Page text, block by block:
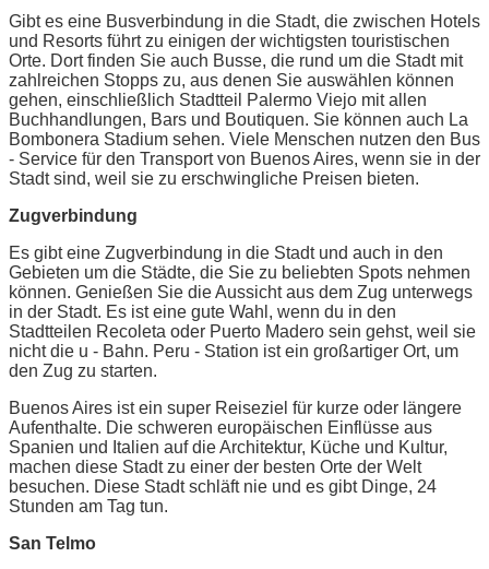
Gibt es eine Busverbindung in die Stadt, die zwischen Hotels
und Resorts führt zu einigen der wichtigsten touristischen
Orte. Dort finden Sie auch Busse, die rund um die Stadt mit
zahlreichen Stopps zu, aus denen Sie auswählen können
gehen, einschließlich Stadtteil Palermo Viejo mit allen
Buchhandlungen, Bars und Boutiquen. Sie können auch La
Bombonera Stadium sehen. Viele Menschen nutzen den Bus
- Service für den Transport von Buenos Aires, wenn sie in der
Stadt sind, weil sie zu erschwingliche Preisen bieten.
Zugverbindung
Es gibt eine Zugverbindung in die Stadt und auch in den
Gebieten um die Städte, die Sie zu beliebten Spots nehmen
können. Genießen Sie die Aussicht aus dem Zug unterwegs
in der Stadt. Es ist eine gute Wahl, wenn du in den
Stadtteilen Recoleta oder Puerto Madero sein gehst, weil sie
nicht die u - Bahn. Peru - Station ist ein großartiger Ort, um
den Zug zu starten.
Buenos Aires ist ein super Reiseziel für kurze oder längere
Aufenthalte. Die schweren europäischen Einflüsse aus
Spanien und Italien auf die Architektur, Küche und Kultur,
machen diese Stadt zu einer der besten Orte der Welt
besuchen. Diese Stadt schläft nie und es gibt Dinge, 24
Stunden am Tag tun.
San Telmo